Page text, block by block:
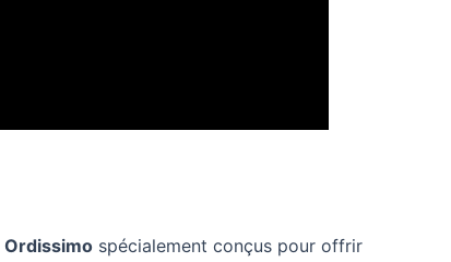
Ordissimo spécialement conçus pour offrir